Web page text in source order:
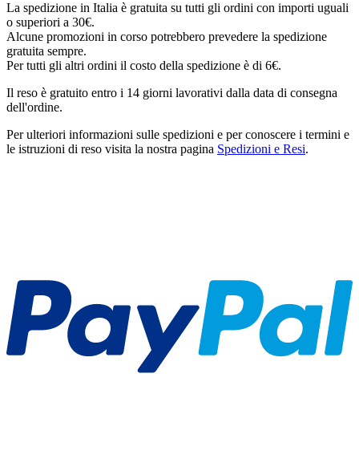
La spedizione in Italia è gratuita su tutti gli ordini con importi uguali
o superiori a 30€.
Alcune promozioni in corso potrebbero prevedere la spedizione
gratuita sempre.
Per tutti gli altri ordini il costo della spedizione è di 6€.
Il reso è gratuito entro i 14 giorni lavorativi dalla data di consegna
dell'ordine.
Per ulteriori informazioni sulle spedizioni e per conoscere i termini e
le istruzioni di reso visita la nostra pagina Spedizioni e Resi.